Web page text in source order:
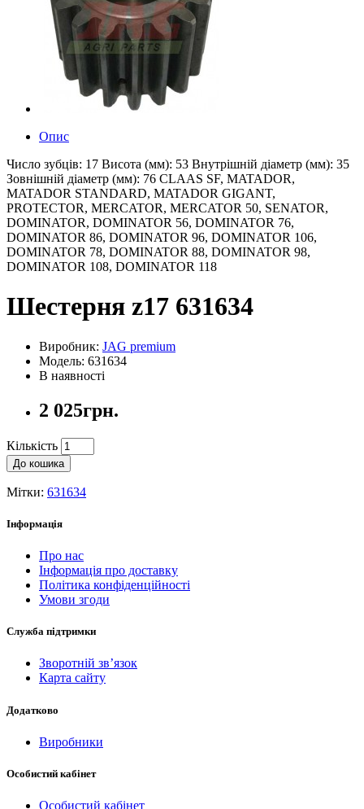
Опис
Число зубців: 17 Висота (мм): 53 Внутрішній діаметр (мм): 35
Зовнішній діаметр (мм): 76 CLAAS SF, MATADOR,
MATADOR STANDARD, MATADOR GIGANT,
PROTECTOR, MERCATOR, MERCATOR 50, SENATOR,
DOMINATOR, DOMINATOR 56, DOMINATOR 76,
DOMINATOR 86, DOMINATOR 96, DOMINATOR 106,
DOMINATOR 78, DOMINATOR 88, DOMINATOR 98,
DOMINATOR 108, DOMINATOR 118
Шестерня z17 631634
Виробник: JAG premium
Модель: 631634
В наявності
2 025грн.
Кількість
До кошика
Мітки: 631634
Інформація
Про нас
Інформація про доставку
Політика конфіденційності
Умови згоди
Служба підтримки
Зворотній зв’язок
Карта сайту
Додатково
Виробники
Особистий кабінет
Особистий кабінет